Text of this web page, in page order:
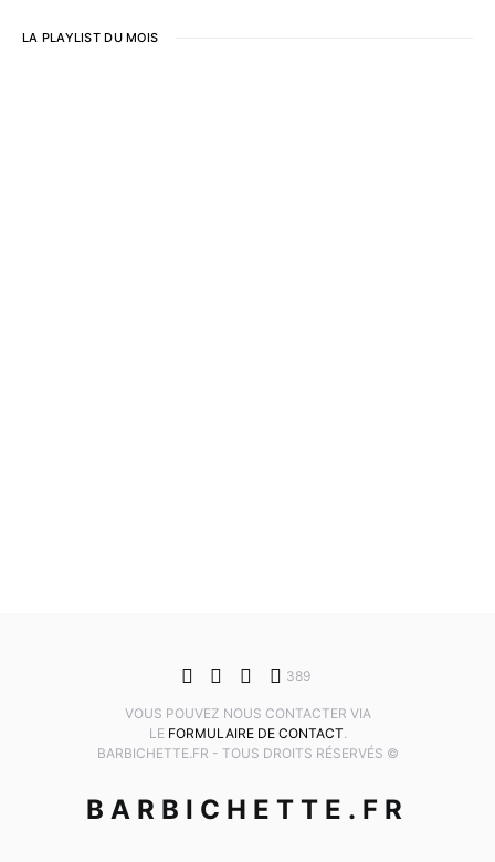
LA PLAYLIST DU MOIS
389
VOUS POUVEZ NOUS CONTACTER VIA
LE FORMULAIRE DE CONTACT.
BARBICHETTE.FR - TOUS DROITS RÉSERVÉS ©
BARBICHETTE.FR